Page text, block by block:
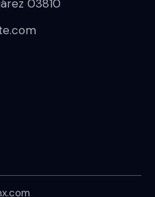
03810